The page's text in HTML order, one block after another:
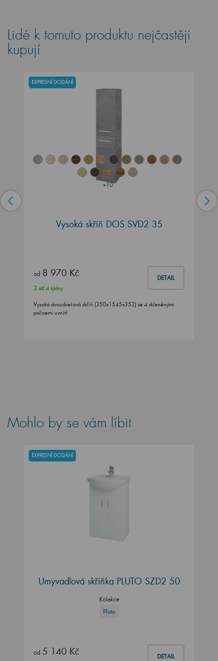
Lidé k tomuto produktu nejčastěji
kupují
+10
EXPRESNÍ DODÁNÍ
Vysoká skříň DOS SVD2 35
od 8 970 Kč DETAIL
2 až 4 týdny
Vysoká dvoudveřová skříň (350x1545x352) se 4 skleněnými
policemi uvnitř
Mohlo by se vám líbit
EXPRESNÍ DODÁNÍ
Umyvadlová skříňka PLUTO SZD2 50
Kolekce
Pluto
od 5 140 Kč DETAIL